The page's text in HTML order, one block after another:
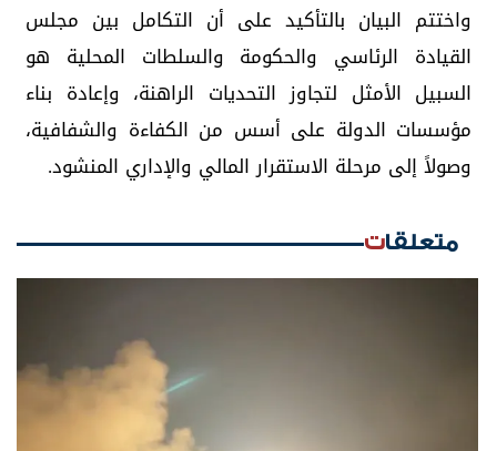
واختتم البيان بالتأكيد على أن التكامل بين مجلس
القيادة الرئاسي والحكومة والسلطات المحلية هو
السبيل الأمثل لتجاوز التحديات الراهنة، وإعادة بناء
مؤسسات الدولة على أسس من الكفاءة والشفافية،
وصولاً إلى مرحلة الاستقرار المالي والإداري المنشود.
متعلقات